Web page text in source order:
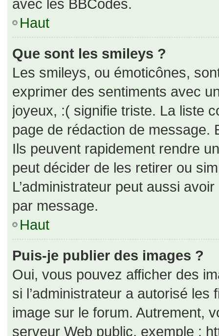
avec les BBCodes.
Haut
Que sont les smileys ?
Les smileys, ou émoticônes,
exprimer des sentiments avec
joyeux, :( signifie triste. La liste
page de rédaction de message.
Ils peuvent rapidement rendre
peut décider de les retirer ou
L’administrateur peut aussi
par message.
Haut
Puis-je publier des images ?
Oui, vous pouvez afficher des
si l’administrateur a autorisé
image sur le forum. Autrement,
serveur Web public, exemple :